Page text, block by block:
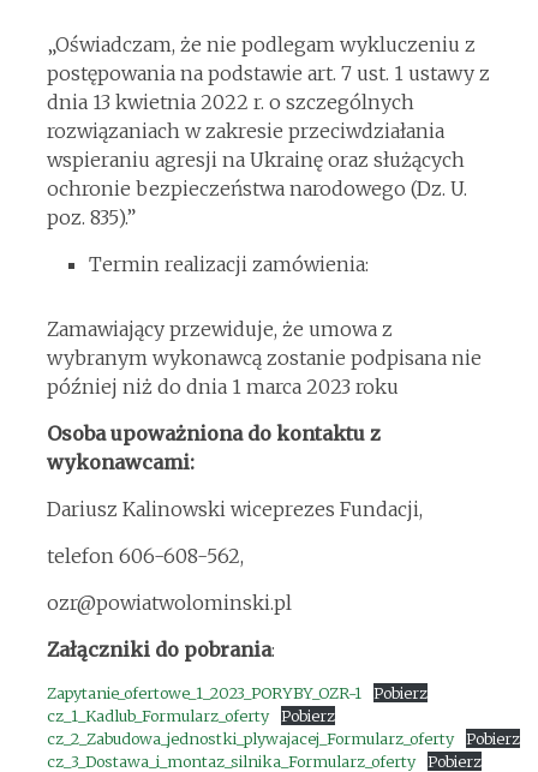
„Oświadczam, że nie podlegam wykluczeniu z
postępowania na podstawie art. 7 ust. 1 ustawy z
dnia 13 kwietnia 2022 r. o szczególnych
rozwiązaniach w zakresie przeciwdziałania
wspieraniu agresji na Ukrainę oraz służących
ochronie bezpieczeństwa narodowego (Dz. U.
poz. 835).”
Termin realizacji zamówienia:
Zamawiający przewiduje, że umowa z
wybranym wykonawcą zostanie podpisana nie
później niż do dnia 1 marca 2023 roku
Osoba upoważniona do kontaktu z
wykonawcami:
Dariusz Kalinowski wiceprezes Fundacji,
telefon 606-608-562,
ozr@powiatwolominski.pl
Załączniki do pobrania:
Zapytanie_ofertowe_1_2023_PORYBY_OZR-1
Pobierz
cz_1_Kadlub_Formularz_oferty
Pobierz
cz_2_Zabudowa_jednostki_plywajacej_Formularz_oferty
Pobierz
cz_3_Dostawa_i_montaz_silnika_Formularz_oferty
Pobierz